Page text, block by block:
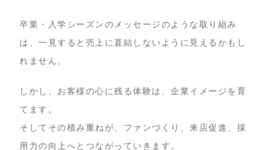
卒業・入学シーズンのメッセージのような取り組み
は、一見すると売上に直結しないように見えるかもし
れません。
しかし、お客様の心に残る体験は、企業イメージを育
てます。
そしてその積み重ねが、ファンづくり、来店促進、採
用力の向上へとつながっていきます。